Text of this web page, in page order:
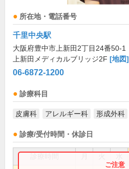
所在地・電話番号
千里中央駅
大阪府豊中市上新田2丁目24番50-1
上新田メディカルブリッジ2F [地図]
06-6872-1200
診療科目
皮膚科 アレルギー科 形成外科
診療/受付時間・休診日